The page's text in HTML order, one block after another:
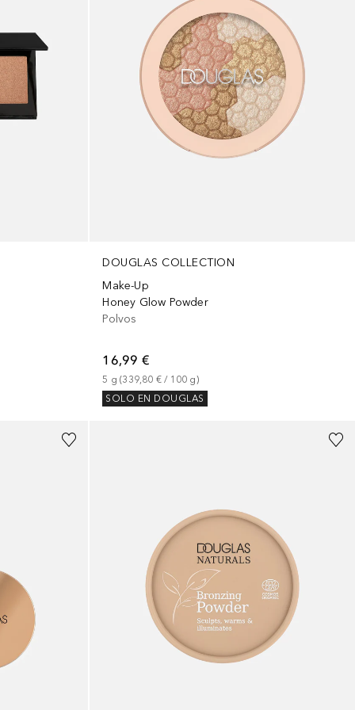
DOUGLAS COLLECTION
Make-Up
Honey Glow Powder
Polvos
16,99 €
5 g (339,80 € / 100 g)
SOLO EN DOUGLAS